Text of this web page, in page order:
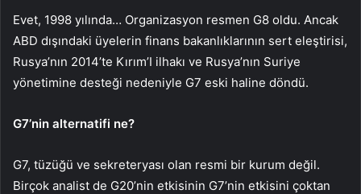
Evet, 1998 yılında… Orga­nizasyon resmen G8 ol­du. Ancak
ABD dışındaki üyelerin finans bakan­lıklarının sert eleştirisi,
Rusya’nın 2014’te Kırım’I ilhakı ve Rusya’nın Suriye
yönetimine desteği nede­niyle G7 eski haline döndü.
G7’nin alternatifi ne?
G7, tüzüğü ve sekreteryası olan resmi bir kurum değil.
Birçok analist de G20’nin etkisinin G7’nin etkisini çoktan